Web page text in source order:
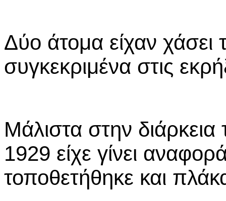
Δύο άτομα είχαν χάσει
συγκεκριμένα στις
Μάλιστα στην διάρκεια
1929 είχε γίνει
τοποθετήθηκε και